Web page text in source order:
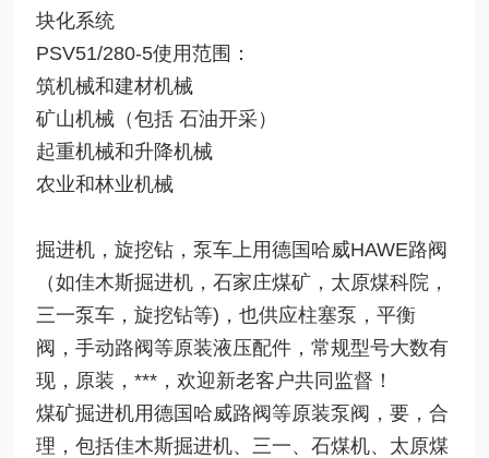
块化系统
PSV51/280-5使用范围：
筑机械和建材机械
矿山机械（包括 石油开采）
起重机械和升降机械
农业和林业机械
掘进机，旋挖钻，泵车上用德国哈威HAWE路阀
（如佳木斯掘进机，石家庄煤矿，太原煤科院，
三一泵车，旋挖钻等)，也供应柱塞泵，平衡
阀，手动路阀等原装液压配件，常规型号大数有
现，原装，***，欢迎新老客户共同监督！
煤矿掘进机用德国哈威路阀等原装泵阀，要，合
理，包括佳木斯掘进机、三一、石煤机、太原煤